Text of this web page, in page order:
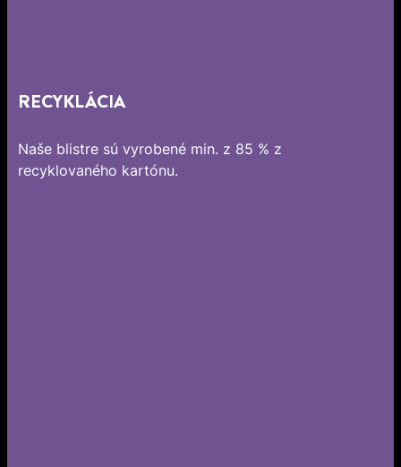
RECYKLÁCIA
Naše blistre sú vyrobené min. z 85 % z
recyklovaného kartónu.